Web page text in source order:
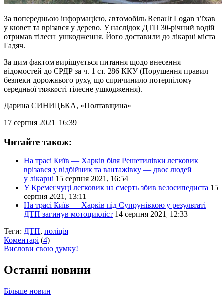
За попередньою інформацією, автомобіль Renault Logan з’їхав
у кювет та врізався у дерево. У наслідок ДТП 30-річний водій
отримав тілесні ушкодження. Його доставили до лікарні міста
Гадяч.
За цим фактом вирішується питання щодо внесення
відомостей до ЄРДР за ч. 1 ст. 286 ККУ (Порушення правил
безпеки дорожнього руху, що спричинило потерпілому
середньої тяжкості тілесне ушкодження).
Дарина СИНИЦЬКА, «Полтавщина»
17 серпня 2021, 16:39
Читайте також:
На трасі Київ — Харків біля Решетилівки легковик
врізався у відбійник та вантажівку — двоє людей
у лікарні 15 серпня 2021, 16:54
У Кременчуці легковик на смерть збив велосипедиста 15
серпня 2021, 13:11
На трасі Київ — Харків під Супрунівкою у результаті
ДТП загинув мотоцикліст 14 серпня 2021, 12:33
Теги: ДТП, поліція
Коментарі (4)
Вислови свою думку!
Останні новини
Більше новин